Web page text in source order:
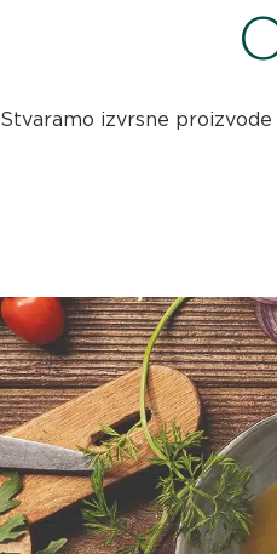
Stvaramo izvrsne